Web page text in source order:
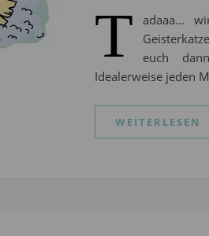
T
adaaa…
euch
Idealerweise jeden
WEITERLESEN